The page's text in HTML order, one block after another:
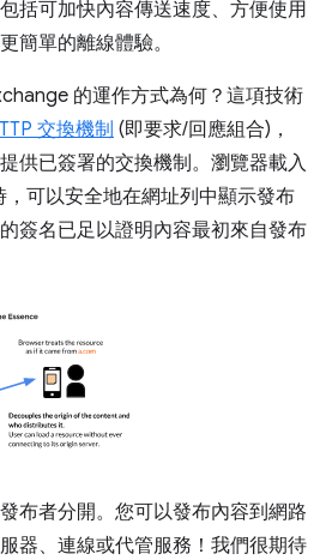
括可加快內容傳送速度、方便使用
簡單的離線體驗。
的運作方式為何？這項技術
交換機制 (即要求/回應組合)，
供已簽署的交換機制。瀏覽器載入
可以安全地在網址列中顯示發布
簽名已足以證明內容最初來自發布
布者分開。您可以發布內容到網路
器、連線或代管服務！我們很期待